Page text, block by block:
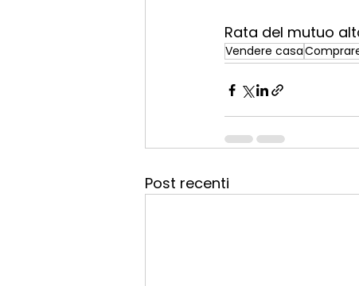
Rata del mutuo
Vendere casa
Post recenti